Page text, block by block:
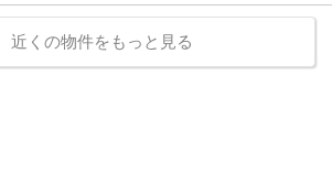
近くの物件をもっと見る